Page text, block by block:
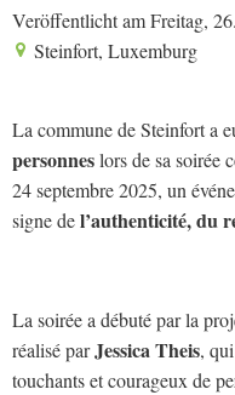
Veröffentlicht am Freitag,
Steinfort, Luxemburg
La commune de Steinfort a
personneslors de sa soirée
24 septembre 2025, un
signe del’authenticité, du
La soirée a débuté par la
réalisé parJessica Theis,
touchants et courageux de